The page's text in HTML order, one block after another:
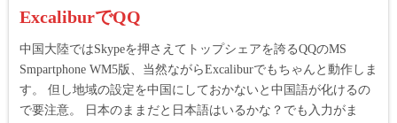
ExcaliburでQQ
中国大陸ではSkypeを押さえてトップシェアを誇るQQのMS
Smpartphone WM5版、当然ながらExcaliburでもちゃんと動作しま
す。 但し地域の設定を中国にしておかないと中国語が化けるの
で要注意。 日本のままだと日本語はいるかな？でも入力がま